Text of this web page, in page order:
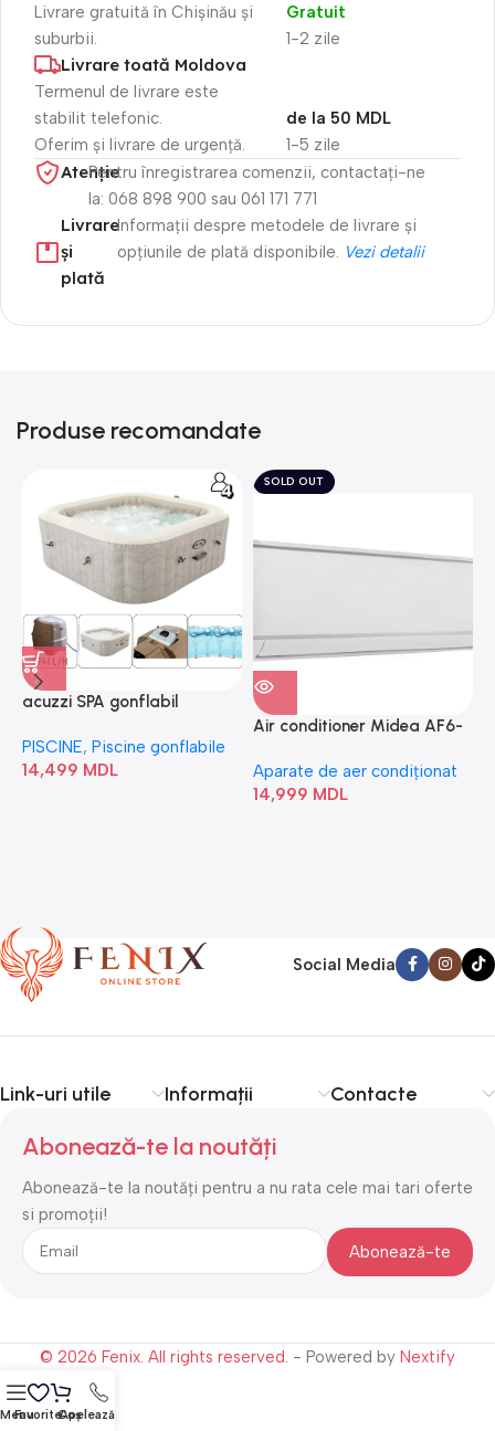
Livrare gratuită în Chișinău și
suburbii.
1-2 zile
Gratuit
Livrare toată Moldova
Termenul de livrare este
stabilit telefonic.
Oferim și livrare de urgență.
1-5 zile
de la 50 MDL
Atenție​Pentru înregistrarea comenzii, contactați-ne
la: 068 898 900 sau 061 171 771
Livrare
și
plată
Informații despre metodele de livrare și
opțiunile de plată disponibile. Vezi detalii
Produse recomandate
acuzzi SPA gonflabil
Bubble” 28446
PISCINE, Piscine gonflabile
14,499 MDL
SOLD OUT
Air conditioner Midea AF6-
Aparate de aer condiționat
14,999 MDL
Social Media
Link-uri utile Informații Contacte
Abonează-te la noutăți
Abonează-te la noutăți pentru a nu rata cele mai tari oferte
si promoții!
© 2026 Fenix. All rights reserved. - Powered by Nextify
MenuFavoriteCoș
Apelează-ne